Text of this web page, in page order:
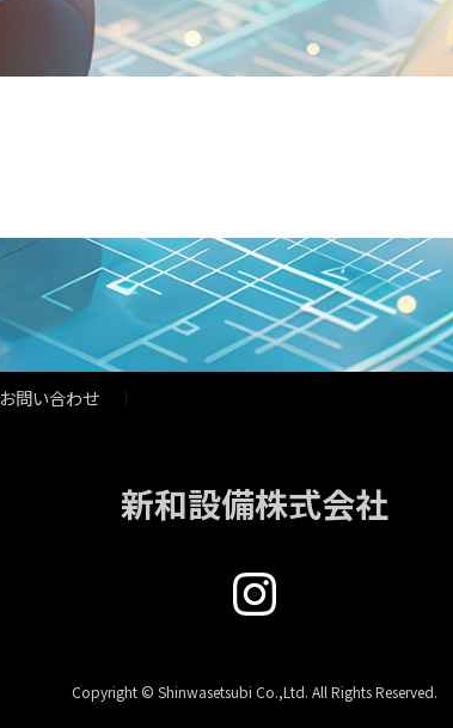
お問い合わせ
新和設備株式会社
Instagram
Copyright © Shinwasetsubi Co.,Ltd. All Rights Reserved.